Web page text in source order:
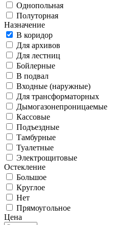
Однопольная
Полуторная
Назначение
В коридор
Для архивов
Для лестниц
Бойлерные
В подвал
Входные (наружные)
Для трансформаторных
Дымогазонепроницаемые
Кассовые
Подъездные
Тамбурные
Туалетные
Электрощитовые
Остекление
Большое
Круглое
Нет
Прямоугольное
Цена